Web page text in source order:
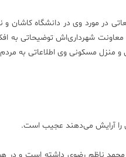
در مورد وی در دانشگاه کاشان و
شهرداری‌اش توضیحاتی به
منزل مسکونی وی اطلاعاتی به
را آرایش می‌دهند عجیب است.
محمد ناظم رضوی داشته است و در